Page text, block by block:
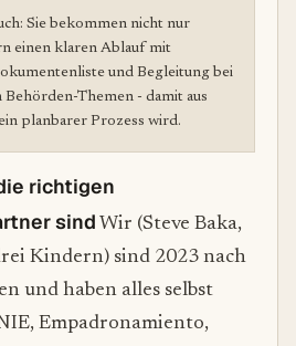
Sie bekommen nicht nur
einen klaren Ablauf mit
und Begleitung bei
Themen - damit aus
planbarer Prozess wird.
richtigen
sind Wir (Steve Baka,
Kindern) sind 2023 nach
und haben alles selbst
Empadronamiento,